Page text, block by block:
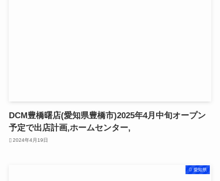
DCM豊橋曙店(愛知県豊橋市)2025年4月中旬オープン
予定で出店計画,ホームセンター,
2024年4月19日
愛知県